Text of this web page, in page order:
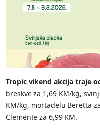
Tropic vikend akcija traje
breskve za 1,69 KM/kg,
KM/kg, mortadelu Beretta
Clemente za 6,99 KM.